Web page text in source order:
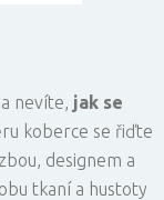
nevíte, jak se
koberce se řiďte
designem a
tkaní a hustoty